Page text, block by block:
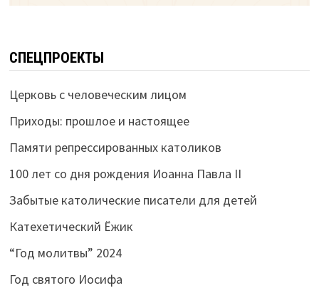
СПЕЦПРОЕКТЫ
Церковь с человеческим лицом
Приходы: прошлое и настоящее
Памяти репрессированных католиков
100 лет со дня рождения Иоанна Павла II
Забытые католические писатели для детей
Катехетический Ёжик
“Год молитвы” 2024
Год святого Иосифа